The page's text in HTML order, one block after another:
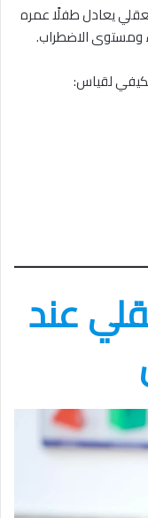
عمره العقلي يعادل طفلًا عمره
ومستوى الاضطراب.
لقياس:
عند